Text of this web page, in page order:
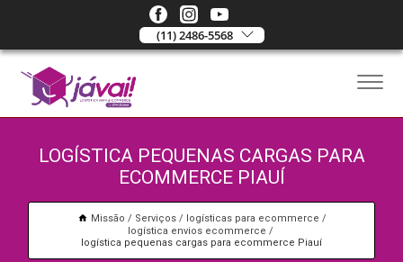
(11) 2486-5568
LOGÍSTICA PEQUENAS CARGAS PARA
ECOMMERCE PIAUÍ
Missão Serviços
logísticas para ecommerce
logística envios ecommerce
logística pequenas cargas para ecommerce Piauí